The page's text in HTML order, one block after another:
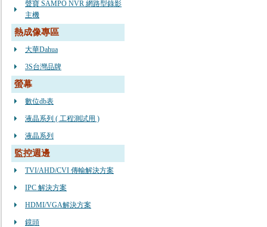
聲寶 SAMPO NVR 網路型錄影
主機
熱成像專區
大華Dahua
3S台灣品牌
螢幕
數位db表
液晶系列 ( 工程測試用 )
液晶系列
監控週邊
TVI/AHD/CVI 傳輸解決方案
IPC 解決方案
HDMI/VGA解決方案
鏡頭